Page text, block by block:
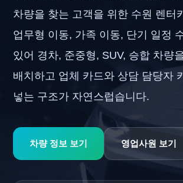
차량을 찾는 고객을 위한 수원 렌터
업무형 이동, 가족 이동, 단기 일정
있어 경차, 준중형, SUV, 승합 차량
배치하고 업체 카드와 상담 담당자
넣는 구조가 자연스럽습니다.
차량 정보 보기 영업사원 보기